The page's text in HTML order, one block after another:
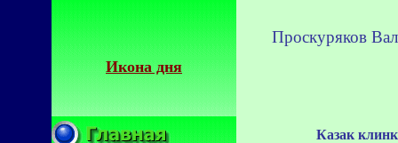
Икона дня
Проскуряков
Казак